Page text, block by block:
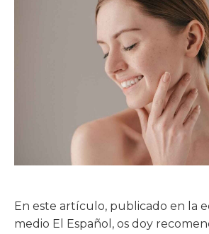
En este artículo, publicado en la
medio El Español, os doy